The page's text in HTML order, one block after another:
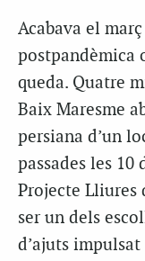
Acabava el
postpandèmica
queda. Quatre
Baix Maresme
persiana d’un
passades les 10
Projecte Lliures
ser un dels
d’ajuts